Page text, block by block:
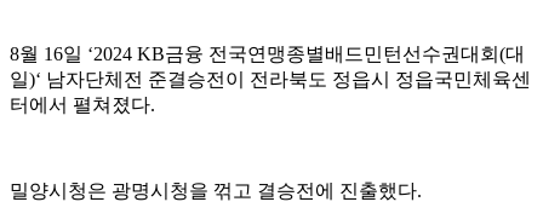
8월 16일 ‘2024 KB금융 전국연맹종별배드민턴선수권대회 (대
일)‘ 남자단체전 준결승전이 전라북도 정읍시 정읍국민체육센
터에서 펼쳐졌다.
밀양시청은 광명시청을 꺾고 결승전에 진출했다.